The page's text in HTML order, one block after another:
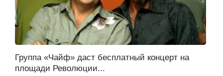
Группа «Чайф» даст бесплатный концерт на
площади Революции...